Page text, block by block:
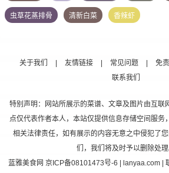
虫草花蒸排骨 清新白菜 香辣虾
关于我们 | 友情链接 | 常见问题 | 免
联系我们
特别声明：网站所展示的菜谱、文章及图片由互联
点仅代表作者本人，本站仅提供信息存储空间服务
相关法律责任，如有展示的内容无意之中侵犯了
们，我们将及时予以删除处理
蓝雅美食网 京ICP备08101473号-6 | lanyaa.com |